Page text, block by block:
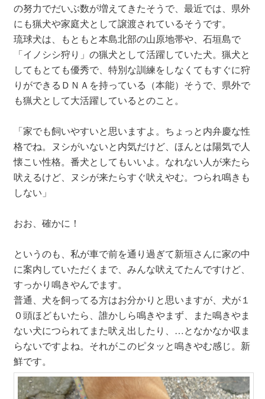
の努力でだいぶ数が増えてきたそうで、最近では、県外
にも猟犬や家庭犬として譲渡されているそうです。
琉球犬は、もともと本島北部の山原地帯や、石垣島で
「イノシシ狩り」の猟犬として活躍していた犬。猟犬と
してもとても優秀で、特別な訓練をしなくてもすぐに狩
りができるＤＮＡを持っている（本能）そうで、県外で
も猟犬として大活躍しているとのこと。
「家でも飼いやすいと思いますよ。ちょっと内弁慶な性
格でね。ヌシがいないと内気だけど、ほんとは陽気で人
懐こい性格。番犬としてもいいよ。なれない人が来たら
吠えるけど、ヌシが来たらすぐ吠えやむ。つられ鳴きも
しない」
おお、確かに！
というのも、私が車で前を通り過ぎて新垣さんに家の中
に案内していただくまで、みんな吠えてたんですけど、
すっかり鳴きやんでます。
普通、犬を飼ってる方はお分かりと思いますが、犬が１
０頭ほどもいたら、誰かしら鳴きやまず、また鳴きやま
ない犬につられてまた吠え出したり、…となかなか収ま
らないですよね。それがこのピタッと鳴きやむ感じ。新
鮮です。